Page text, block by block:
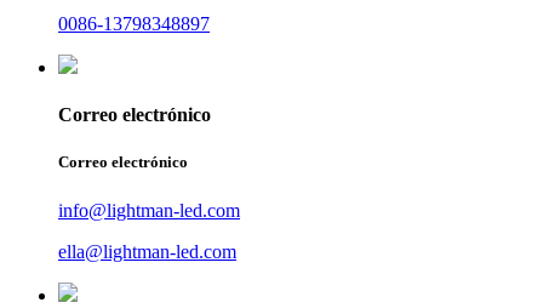
0086-13798348897
Correo electrónico
Correo electrónico
info@lightman-led.com
ella@lightman-led.com